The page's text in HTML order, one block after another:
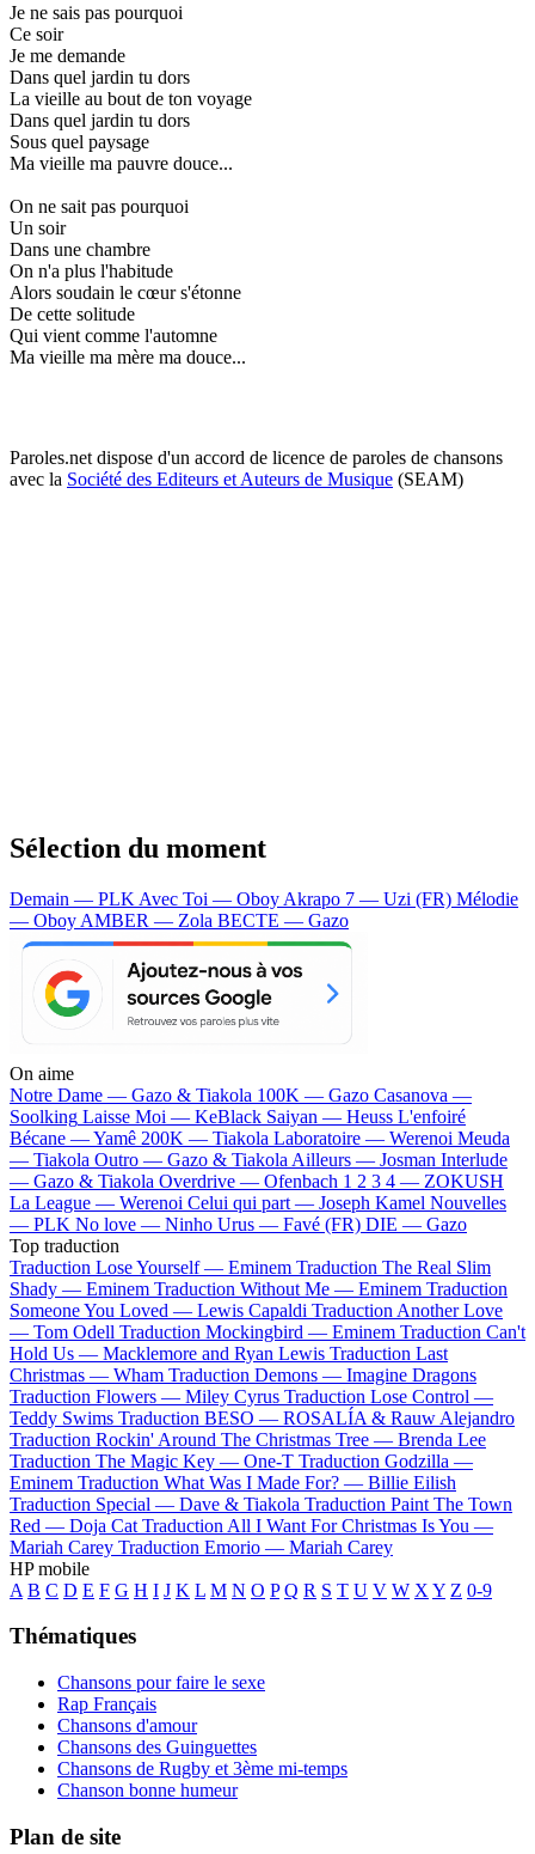
Je ne sais pas pourquoi
Ce soir
Je me demande
Dans quel jardin tu dors
La vieille au bout de ton voyage
Dans quel jardin tu dors
Sous quel paysage
Ma vieille ma pauvre douce...
On ne sait pas pourquoi
Un soir
Dans une chambre
On n'a plus l'habitude
Alors soudain le cœur s'étonne
De cette solitude
Qui vient comme l'automne
Ma vieille ma mère ma douce...
Paroles.net dispose d'un accord de licence de paroles de chansons
avec la Société des Editeurs et Auteurs de Musique (SEAM)
Sélection du moment
Demain — PLK Avec Toi — Oboy Akrapo 7 — Uzi (FR) Mélodie
— Oboy AMBER — Zola BECTE — Gazo
On aime
Notre Dame — Gazo & Tiakola 100K — Gazo Casanova —
Soolking Laisse Moi — KeBlack Saiyan — Heuss L'enfoiré
Bécane —Yamê 200K — Tiakola Laboratoire — Werenoi Meuda
— Tiakola Outro — Gazo & Tiakola Ailleurs — Josman Interlude
— Gazo & Tiakola Overdrive — Ofenbach 1 2 3 4 — ZOKUSH
La League — Werenoi Celui qui part — Joseph Kamel Nouvelles
— PLK No love — Ninho Urus — Favé (FR) DIE — Gazo
Top traduction
Traduction Lose Yourself — Eminem Traduction The Real Slim
Shady — Eminem Traduction Without Me — Eminem Traduction
Someone You Loved — Lewis Capaldi Traduction Another Love
— Tom Odell Traduction Mockingbird — Eminem Traduction Can't
Hold Us — Macklemore and Ryan Lewis Traduction Last
Christmas — Wham Traduction Demons — Imagine Dragons
Traduction Flowers — Miley Cyrus Traduction Lose Control —
Teddy Swims Traduction BESO — ROSALÍA & Rauw Alejandro
Traduction Rockin' Around The Christmas Tree — Brenda Lee
Traduction The Magic Key — One-T Traduction Godzilla —
Eminem Traduction What Was I Made For? — Billie Eilish
Traduction Special — Dave & Tiakola Traduction Paint The Town
Red — Doja Cat Traduction All I Want For Christmas Is You —
Mariah Carey Traduction Emorio — Mariah Carey
HP mobile
A B C D E F G H I J K L M N O P Q R S T U V W X Y Z 0-9
Thématiques
Chansons pour faire le sexe
Rap Français
Chansons d'amour
Chansons des Guinguettes
Chansons de Rugby et 3ème mi-temps
Chanson bonne humeur
Plan de site